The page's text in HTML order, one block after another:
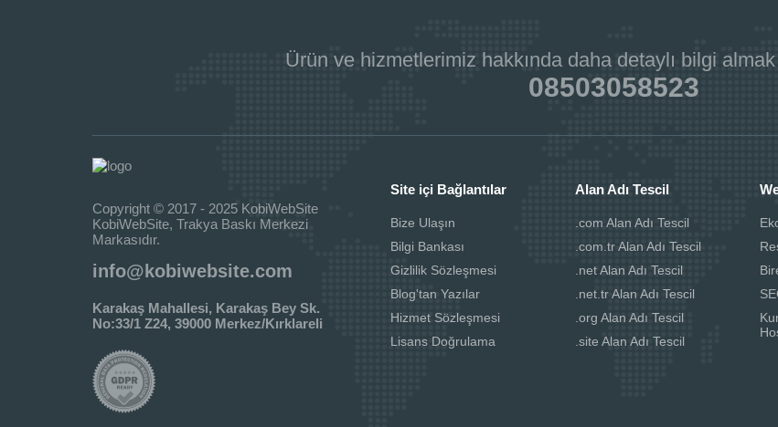
Ürün ve hizmetlerimiz hakkında daha detaylı bilgi
08503058523
Copyright © 2017 - 2025 KobiWebSite
KobiWebSite, Trakya Baskı Merkezi
Markasıdır.
info@kobiwebsite.com
Karakaş Mahallesi, Karakaş Bey Sk.
No:33/1 Z24, 39000 Merkez/Kırklareli
Site içi Bağlantılar
Bize Ulaşın
Bilgi Bankası
Gizlilik Sözleşmesi
Blog'tan Yazılar
Hizmet Sözleşmesi
Lisans Doğrulama
Alan Adı Tescil
.com Alan Adı Tescil
.com.tr Alan Adı Tescil
.net Alan Adı Tescil
.net.tr Alan Adı Tescil
.org Alan Adı Tescil
.site Alan Adı Tescil